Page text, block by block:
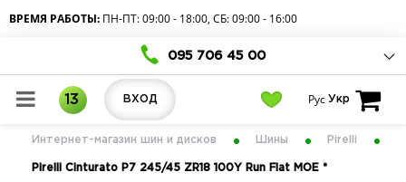
ВРЕМЯ РАБОТЫ: ПН-ПТ: 09:00 - 18:00, СБ: 09:00 - 16:00
095 706 45 00
13 ВХОД Рус Укр
Интернет-магазин шин и дисков Шины Pirelli
Pirelli Cinturato P7 245/45 ZR18 100Y Run Flat MOE *